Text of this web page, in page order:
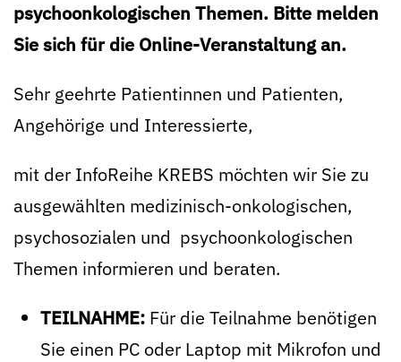
psychoonkologischen Themen. Bitte melden
Sie sich für die Online-Veranstaltung an.
Sehr geehrte Patientinnen und Patienten,
Angehörige und Interessierte,
mit der InfoReihe KREBS möchten wir Sie zu
ausgewählten medizinisch-onkologischen,
psychosozialen und psychoonkologischen
Themen informieren und beraten.
TEILNAHME: Für die Teilnahme benötigen
Sie einen PC oder Laptop mit Mikrofon und